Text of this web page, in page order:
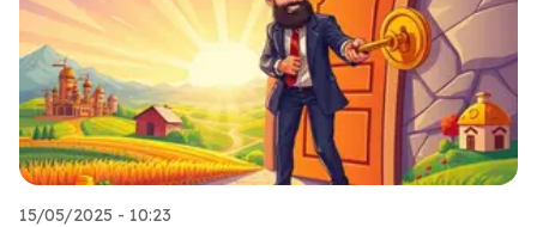
15/05/2025 - 10:23